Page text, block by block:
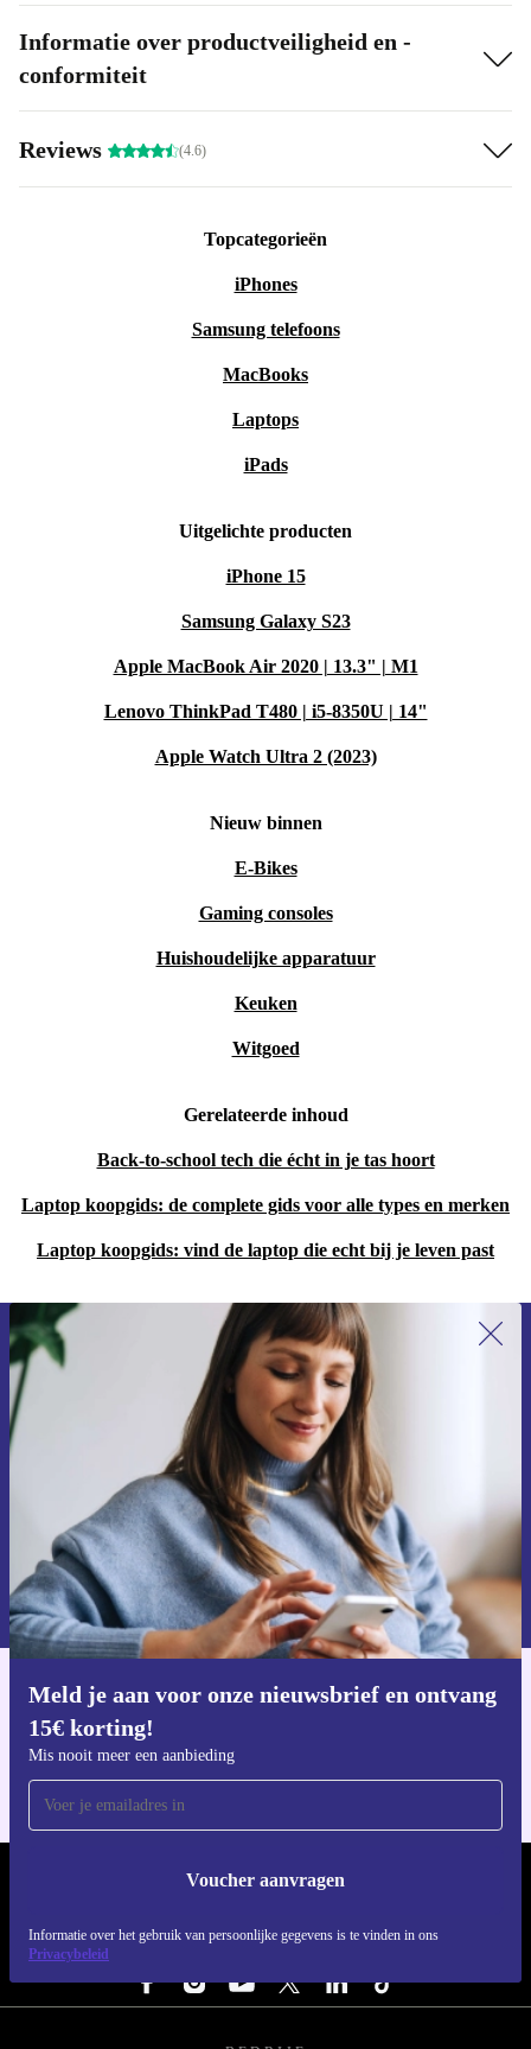
je favoriete games of je favoriete tv-programma in de beste
Informatie over productveiligheid en -
conformiteit
Reviews (4.6)
Topcategorieën
iPhones
Samsung telefoons
MacBooks
Laptops
iPads
Uitgelichte producten
iPhone 15
Samsung Galaxy S23
Apple MacBook Air 2020 | 13.3" | M1
Lenovo ThinkPad T480 | i5-8350U | 14"
Apple Watch Ultra 2 (2023)
Nieuw binnen
E-Bikes
Gaming consoles
Huishoudelijke apparatuur
Keuken
Witgoed
Gerelateerde inhoud
Back-to-school tech die écht in je tas hoort
Laptop koopgids: de complete gids voor alle types en merken
Laptop koopgids: vind de laptop die echt bij je leven past
Meld je aan voor onze nieuwsbrief en ontvang
15€ korting!
Mis nooit meer een aanbieding
Voucher aanvragen
Informatie over het gebruik van persoonlijke gegevens is te vinden in ons
Privacybeleid
Meld je aan voor onze nieuwsbrief en
ontvang €15 korting!
Mis nooit meer een aanbieding.
Voucher aanvragen
Informatie over het gebruik van persoonsgegevens vind je in ons
privacybeleid
Download de refurbed app
REFURBED NEDERLAND - RETHINK NEW.
VOLG ONS